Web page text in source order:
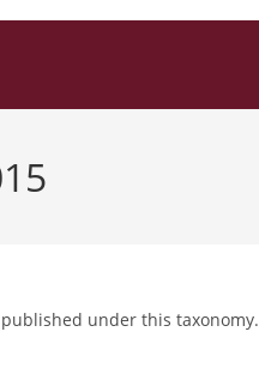
under this taxonomy.